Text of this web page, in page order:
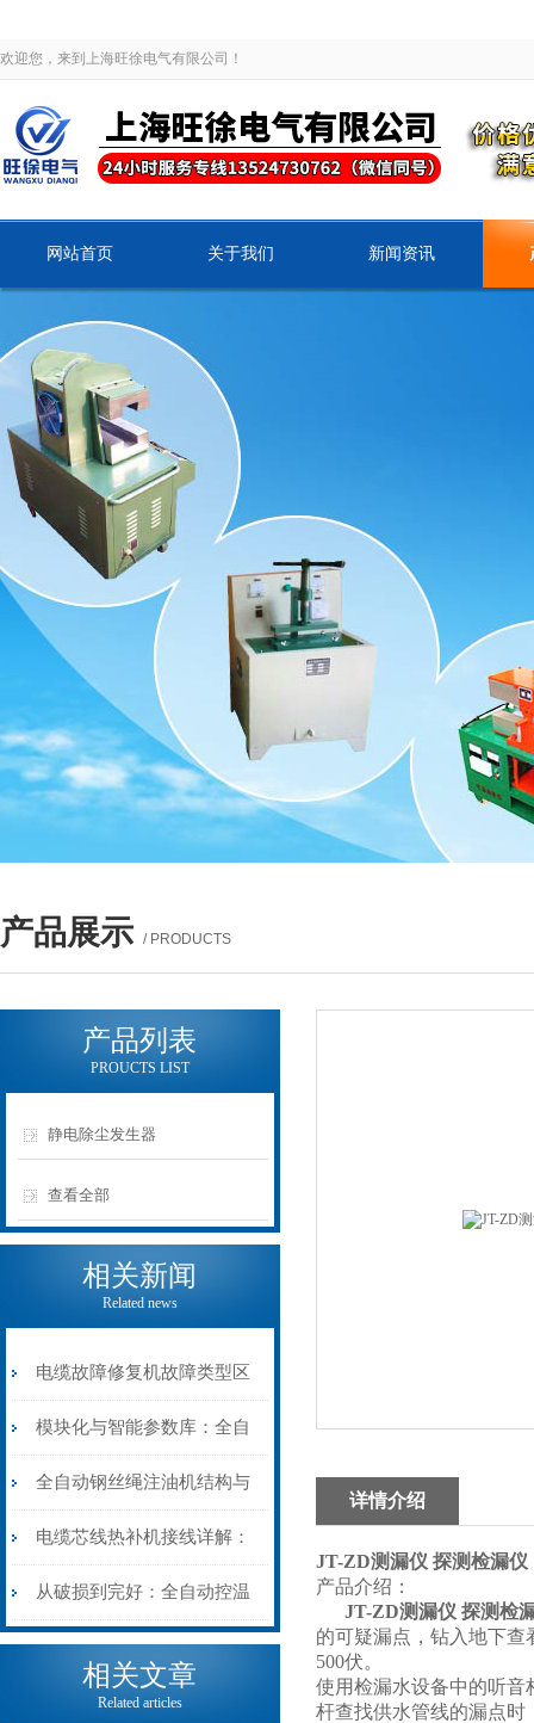
欢迎您，来到上海旺徐电气有限公司！
网站首页 关于我们 新闻资讯
产品展示 / PRODUCTS
产品列表
PROUCTS LIST
静电除尘发生器
查看全部
相关新闻
Related news
电缆故障修复机故障类型区
分指南：从“绝缘电
阻”到“波形特征”的精准诊
断逻辑
模块化与智能参数库：全自
动电缆修复机的快速换型逻
辑
全自动钢丝绳注油机结构与
工作原理：揭秘高效润滑的
机械密码
电缆芯线热补机接线详解：
从入门到精通
从破损到完好：全自动控温
电缆热补机的核心价值
相关文章
Related articles
详情介绍
JT-ZD测漏仪 探测检漏仪
产品介绍：
JT-ZD测漏仪 探测检
的可疑漏点，钻入地下
500伏。
使用检漏水设备中的听音
杆查找供水管线的漏点时